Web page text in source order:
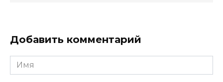
Добавить комментарий
Имя